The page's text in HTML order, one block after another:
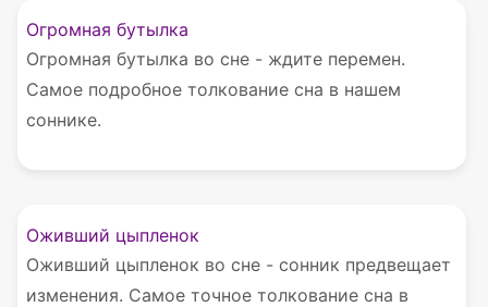
Огромная бутылка
Огромная бутылка во сне - ждите перемен.
Самое подробное толкование сна в нашем
соннике.
Оживший цыпленок
Оживший цыпленок во сне - сонник предвещает
изменения. Самое точное толкование сна в